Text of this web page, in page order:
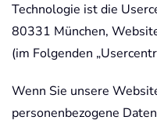
Technologie ist die
80331 München,
(im Folgenden
Wenn Sie unsere
personenbezogene